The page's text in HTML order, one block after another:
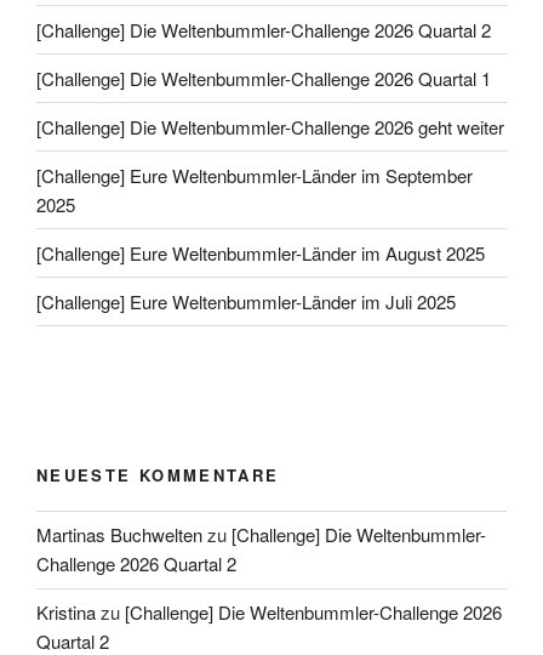
[Challenge] Die Weltenbummler-Challenge 2026 Quartal 2
[Challenge] Die Weltenbummler-Challenge 2026 Quartal 1
[Challenge] Die Weltenbummler-Challenge 2026 geht weiter
[Challenge] Eure Weltenbummler-Länder im September
2025
[Challenge] Eure Weltenbummler-Länder im August 2025
[Challenge] Eure Weltenbummler-Länder im Juli 2025
NEUESTE KOMMENTARE
Martinas Buchweltenzu [Challenge] Die Weltenbummler-
Challenge 2026 Quartal 2
Kristinazu [Challenge] Die Weltenbummler-Challenge 2026
Quartal 2